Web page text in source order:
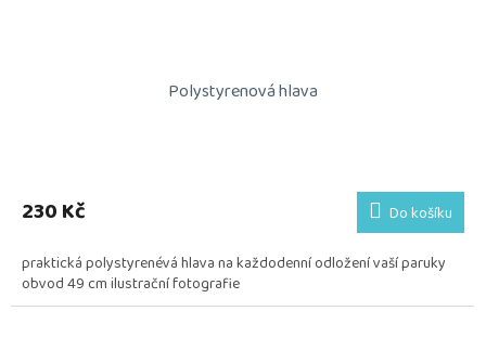
Polystyrenová hlava
230 Kč Do košíku
praktická polystyrenévá hlava na každodenní odložení vaší paruky
obvod 49 cm ilustrační fotografie